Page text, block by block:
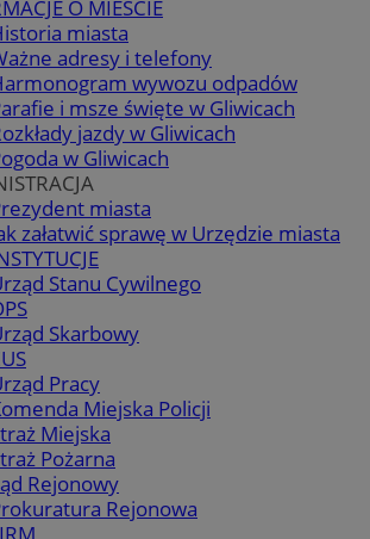
O MIEŚCIE
miasta
adresy i telefony
wywozu odpadów
i msze święte w Gliwicach
jazdy w Gliwicach
w Gliwicach
miasta
załatwić sprawę w Urzędzie miasta
Stanu Cywilnego
Skarbowy
Pracy
Miejska Policji
Miejska
Pożarna
Rejonowy
Rejonowa